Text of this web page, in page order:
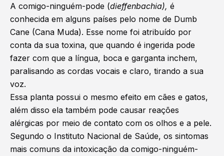
A comigo-ninguém-pode (dieffenbachia), é
conhecida em alguns países pelo nome de Dumb
Cane (Cana Muda). Esse nome foi atribuído por
conta da sua toxina, que quando é ingerida pode
fazer com que a língua, boca e garganta inchem,
paralisando as cordas vocais e claro, tirando a sua
voz.
Essa planta possui o mesmo efeito em cães e gatos,
além disso ela também pode causar reações
alérgicas por meio de contato com os olhos e a pele.
Segundo o Instituto Nacional de Saúde, os sintomas
mais comuns da intoxicação da comigo-ninguém-